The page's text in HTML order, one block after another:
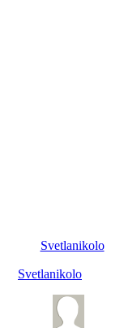
Svetlanikolo
Svetlanikolo